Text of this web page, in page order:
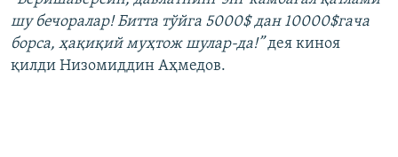
шу бечоралар! Битта тўйга 5000$ дан 10000$гача
борса, ҳақиқий муҳтож шулар-да!”дея киноя
қилди Низомиддин Аҳмедов.